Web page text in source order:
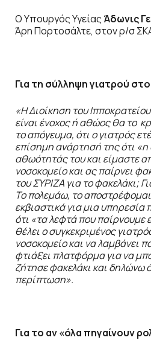
Ο Υπουργός Υγείας Άδωνις
Άρη Πορτοσάλτε, στον ρ/σ
Για τη σύλληψη γιατρού
«Η Διοίκηση του
είναι ένοχος ή αθώος θα το
το απόγευμα, ότι ο γιατρός
επίσημη ανάρτησή της ότι
αθωότητάς του και είμαστε
νοσοκομείο και ας παίρνει
του ΣΥΡΙΖΑ για το φακελάκι;
Το πολεμάω, το
εκβιαστικά για μια
ότι «τα λεφτά που παίρνουμε
θέλει ο συγκεκριμένος
νοσοκομείο και να λαμβάνει
φτιάξει πλατφόρμα για να
ζήτησε φακελάκι και δηλώνω
περίπτωση».
Για το αν «όλα πηγαίνουν